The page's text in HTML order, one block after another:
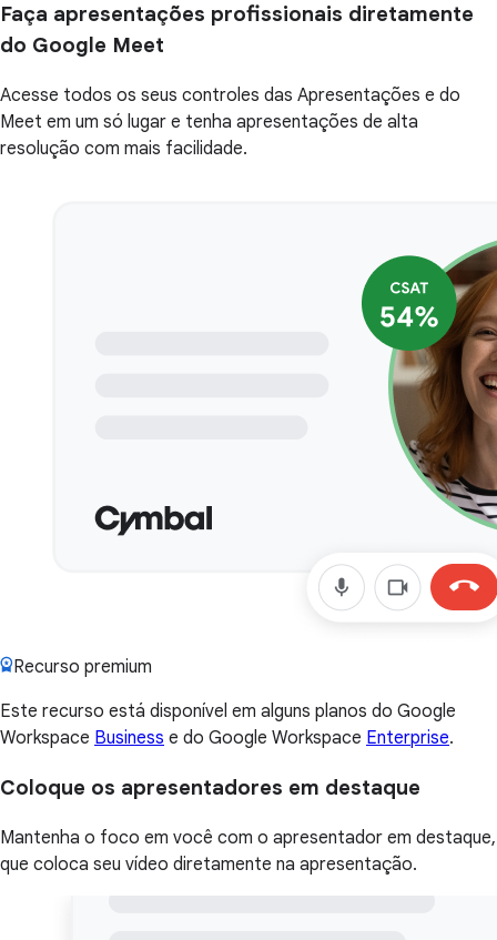
Faça apresentações profissionais diretamente
do Google Meet
Acesse todos os seus controles das Apresentações e do
Meet em um só lugar e tenha apresentações de alta
resolução com mais facilidade.
Recurso premium
Este recurso está disponível em alguns planos do Google
Workspace Business e do Google Workspace Enterprise.
Coloque os apresentadores em destaque
Mantenha o foco em você com o apresentador em destaque,
que coloca seu vídeo diretamente na apresentação.